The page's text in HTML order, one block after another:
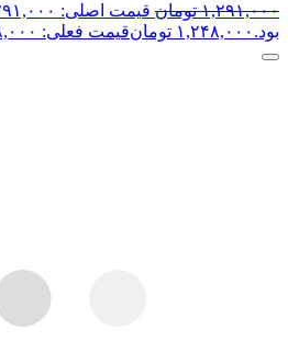
۱,۲۹۱,۰۰۰ تومان
بود. ۱,۲۴۸,۰۰۰ تومانقیمت فعلی: ۱,۲۴۸,۰۰۰ تومان.